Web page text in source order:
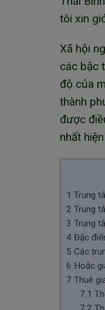
tôi xin
Xã hội
các bậc
độ của
thành
được
nhất
1 Trung
2 Trung
3 Trung
4 Đặc
5 Các
6 Hoặc
7 Thuê
7.1